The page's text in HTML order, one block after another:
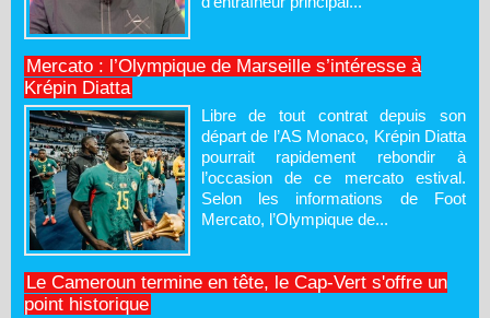
Mercato : l’Olympique de Marseille s’intéresse à
Krépin Diatta
Libre de tout contrat depuis son
départ de l’AS Monaco, Krépin Diatta
pourrait rapidement rebondir à
l’occasion de ce mercato estival.
Selon les informations de Foot
Mercato, l’Olympique de...
Le Cameroun termine en tête, le Cap-Vert s'offre un
point historique